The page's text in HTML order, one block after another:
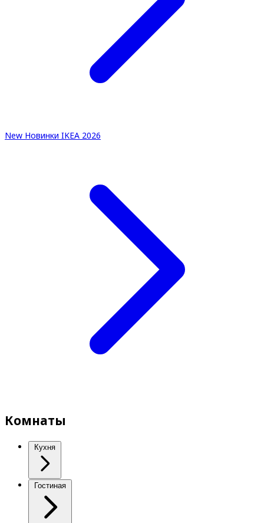
New Новинки IKEA 2026
Комнаты
Кухня
Гостиная